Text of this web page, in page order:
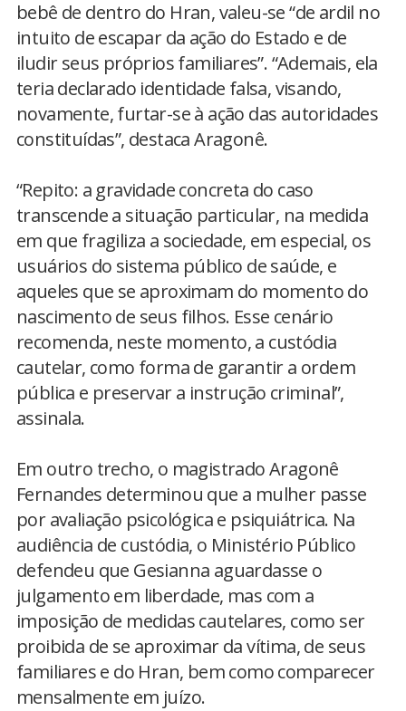
bebê de dentro do Hran, valeu-se “de ardil no
intuito de escapar da ação do Estado e de
iludir seus próprios familiares”. “Ademais, ela
teria declarado identidade falsa, visando,
novamente, furtar-se à ação das autoridades
constituídas”, destaca Aragonê.
“Repito: a gravidade concreta do caso
transcende a situação particular, na medida
em que fragiliza a sociedade, em especial, os
usuários do sistema público de saúde, e
aqueles que se aproximam do momento do
nascimento de seus filhos. Esse cenário
recomenda, neste momento, a custódia
cautelar, como forma de garantir a ordem
pública e preservar a instrução criminal”,
assinala.
Em outro trecho, o magistrado Aragonê
Fernandes determinou que a mulher passe
por avaliação psicológica e psiquiátrica. Na
audiência de custódia, o Ministério Público
defendeu que Gesianna aguardasse o
julgamento em liberdade, mas com a
imposição de medidas cautelares, como ser
proibida de se aproximar da vítima, de seus
familiares e do Hran, bem como comparecer
mensalmente em juízo.